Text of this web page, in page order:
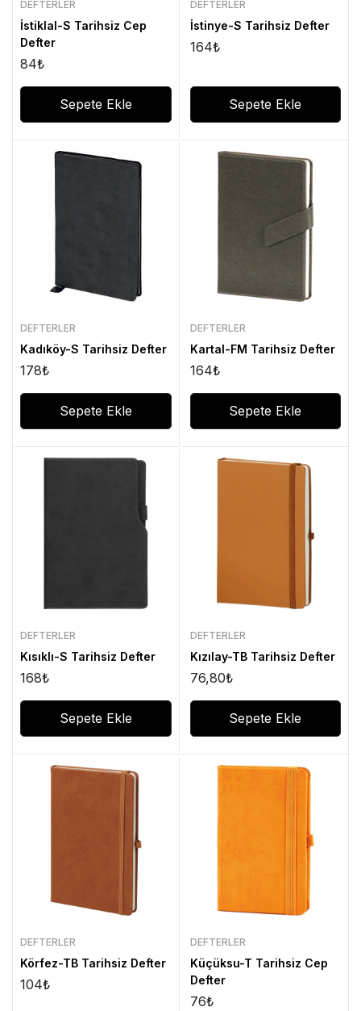
DEFTERLER
İstiklal-S Tarihsiz Cep
Defter
84₺
Sepete Ekle
DEFTERLER
İstinye-S Tarihsiz Defter
164₺
Sepete Ekle
DEFTERLER
Kadıköy-S Tarihsiz Defter
178₺
Sepete Ekle
DEFTERLER
Kartal-FM Tarihsiz Defter
164₺
Sepete Ekle
DEFTERLER
Kısıklı-S Tarihsiz Defter
168₺
Sepete Ekle
DEFTERLER
Kızılay-TB Tarihsiz Defter
76,80₺
Sepete Ekle
DEFTERLER
Körfez-TB Tarihsiz Defter
104₺
DEFTERLER
Küçüksu-T Tarihsiz Cep
Defter
76₺